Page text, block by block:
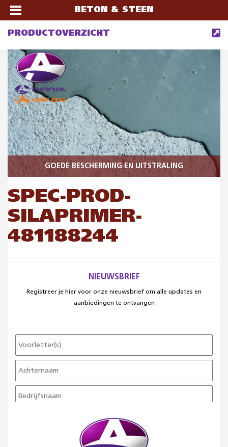
BETON & STEEN
PRODUCTOVERZICHT
GOEDE BESCHERMING EN UITSTRALING
SPEC-PROD-
SILAPRIMER-
481188244
NIEUWSBRIEF
Registreer je hier voor onze nieuwsbrief om alle updates en
aanbiedingen te ontvangen